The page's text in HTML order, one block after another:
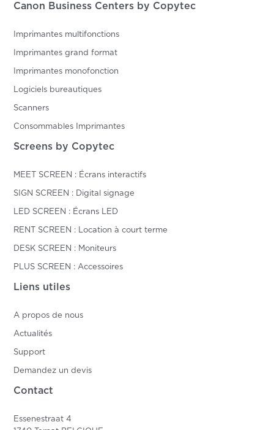
Canon Business Centers by Copytec
Imprimantes multifonctions
Imprimantes grand format
Imprimantes monofonction
Logiciels bureautiques
Scanners
Consommables Imprimantes
Screens by Copytec
MEET SCREEN : Écrans interactifs
SIGN SCREEN : Digital signage
LED SCREEN : Écrans LED
RENT SCREEN : Location à court terme
DESK SCREEN : Moniteurs
PLUS SCREEN : Accessoires
Liens utiles
A propos de nous
Actualités
Support
Demandez un devis
Contact
Essenestraat 4